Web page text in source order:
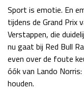
Kwalificatie
Race
Kwalificatie
Race
GP ABU DHABI
Kwalificatie
Sport is emotie. En
tijdens de Grand Prix
Verstappen, die
nu gaat bij Red Bull
even over de foute
óók van Lando
houden.